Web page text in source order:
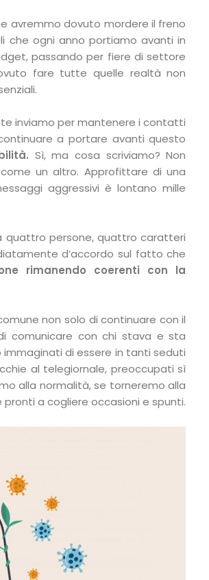
avremmo dovuto mordere il freno
ogni anno portiamo avanti in
passando per fiere di settore
fare tutte quelle realtà non
inviamo per mantenere i contatti
a portare avanti questo
Sì, ma cosa scriviamo? Non
un altro. Approfittare di una
aggressivi è lontano mille
persone, quattro caratteri
d’accordo sul fatto che
rimanendo coerenti con la
non solo di continuare con il
comunicare con chi stava e sta
di essere in tanti seduti
al telegiornale, preoccupati sì
alla normalità, se torneremo alla
a cogliere occasioni e spunti.